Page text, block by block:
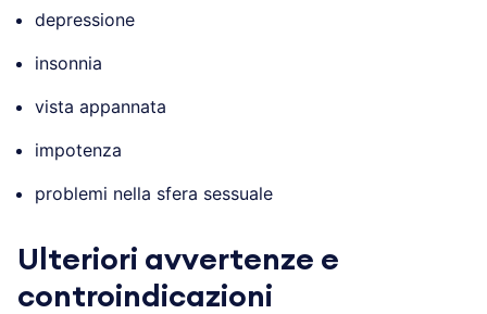
depressione
insonnia
vista appannata
impotenza
problemi nella sfera sessuale
Ulteriori avvertenze e
controindicazioni